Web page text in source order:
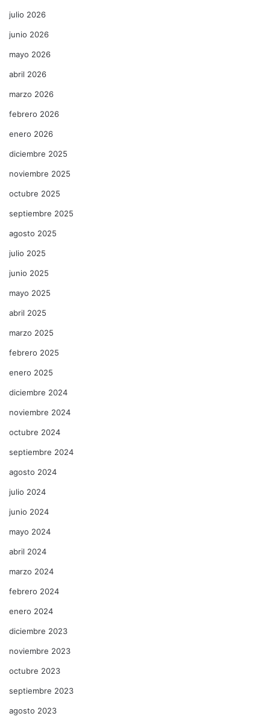
julio 2026
junio 2026
mayo 2026
abril 2026
marzo 2026
febrero 2026
enero 2026
diciembre 2025
noviembre 2025
octubre 2025
septiembre 2025
agosto 2025
julio 2025
junio 2025
mayo 2025
abril 2025
marzo 2025
febrero 2025
enero 2025
diciembre 2024
noviembre 2024
octubre 2024
septiembre 2024
agosto 2024
julio 2024
junio 2024
mayo 2024
abril 2024
marzo 2024
febrero 2024
enero 2024
diciembre 2023
noviembre 2023
octubre 2023
septiembre 2023
agosto 2023